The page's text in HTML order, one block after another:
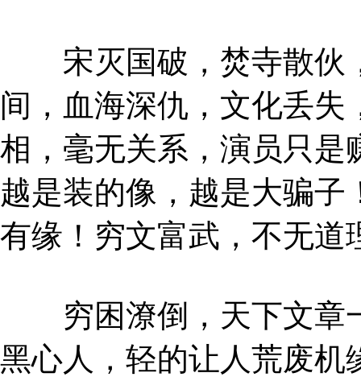
宋灭国破，焚寺散伙
间，血海深仇，文化丢
相，毫无关系，演员只是
越是装的像，越是大骗
有缘！穷文富武，不无道
穷困潦倒，天下文章
黑心人，轻的让人荒废机